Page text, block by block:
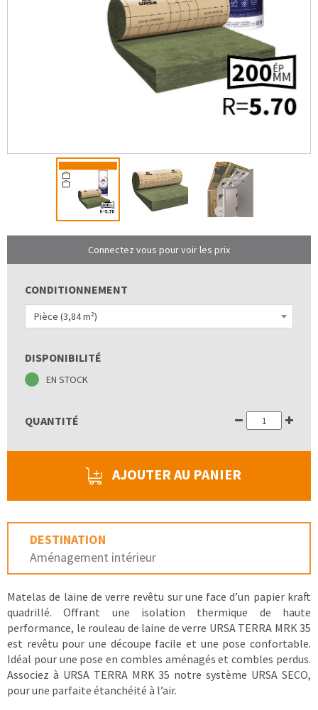
Connectez vous pour voir les prix
CONDITIONNEMENT
Pièce (3,84 m²)
DISPONIBILITÉ
EN STOCK
QUANTITÉ
AJOUTER AU PANIER
DESTINATION
Aménagement intérieur
Matelas de laine de verre revêtu sur une face d’un papier kraft
quadrillé. Offrant une isolation thermique de haute
performance, le rouleau de laine de verre URSA TERRA MRK 35
est revêtu pour une découpe facile et une pose confortable.
Idéal pour une pose en combles aménagés et combles perdus.
Associez à URSA TERRA MRK 35 notre système URSA SECO,
pour une parfaite étanchéité à l’air.